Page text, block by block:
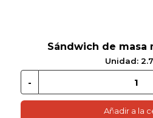
Sándwich de masa
Unidad:
Añadir a la